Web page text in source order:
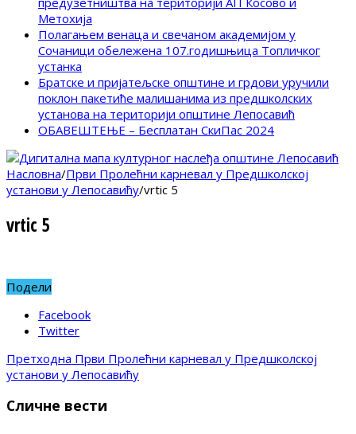
Метохија
Полагањем венаца и свечаном академијом у
Сочаници обележена 107.годишњица Топличког
устанка
Братске и пријатељске општине и грдови уручили
поклон пакетиће малишанима из предшколских
установа на територији општине Лепосавић
ОБАВЕШТЕЊЕ – Бесплатан СкиПас 2024
Насловна/Први Пролећни карневал у Предшколској
установи у Лепосавићу/vrtic 5
vrtic 5
Подели
Facebook
Twitter
Претходна Први Пролећни карневал у Предшколској
установи у Лепосавићу
Сличне вести